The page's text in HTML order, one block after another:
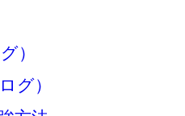
）
グ）